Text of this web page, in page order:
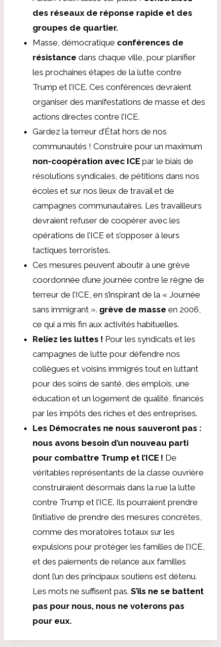
des réseaux de réponse rapide et des
groupes de quartier.
Masse, démocratique conférences de
résistance dans chaque ville, pour planifier
les prochaines étapes de la lutte contre
Trump et l’ICE. Ces conférences devraient
organiser des manifestations de masse et des
actions directes contre l’ICE.
Gardez la terreur d’État hors de nos
communautés ! Construire pour un maximum
non-coopération avec ICE par le biais de
résolutions syndicales, de pétitions dans nos
écoles et sur nos lieux de travail et de
campagnes communautaires. Les travailleurs
devraient refuser de coopérer avec les
opérations de l’ICE et s’opposer à leurs
tactiques terroristes.
Ces mesures peuvent aboutir à une grève
coordonnée d’une journée contre le règne de
terreur de l’ICE, en s’inspirant de la « Journée
sans immigrant ». grève de masse en 2006,
ce qui a mis fin aux activités habituelles.
Reliez les luttes ! Pour les syndicats et les
campagnes de lutte pour défendre nos
collègues et voisins immigrés tout en luttant
pour des soins de santé, des emplois, une
éducation et un logement de qualité, financés
par les impôts des riches et des entreprises.
Les Démocrates ne nous sauveront pas :
nous avons besoin d’un nouveau parti
pour combattre Trump et l’ICE ! De
véritables représentants de la classe ouvrière
construiraient désormais dans la rue la lutte
contre Trump et l’ICE. Ils pourraient prendre
l’initiative de prendre des mesures concrètes,
comme des moratoires totaux sur les
expulsions pour protéger les familles de l’ICE,
et des paiements de relance aux familles
dont l’un des principaux soutiens est détenu.
Les mots ne suffisent pas. S’ils ne se battent
pas pour nous, nous ne voterons pas
pour eux.